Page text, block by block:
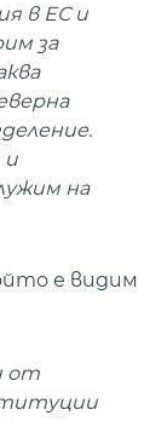
в ЕС и
за
и
на
е видим
от